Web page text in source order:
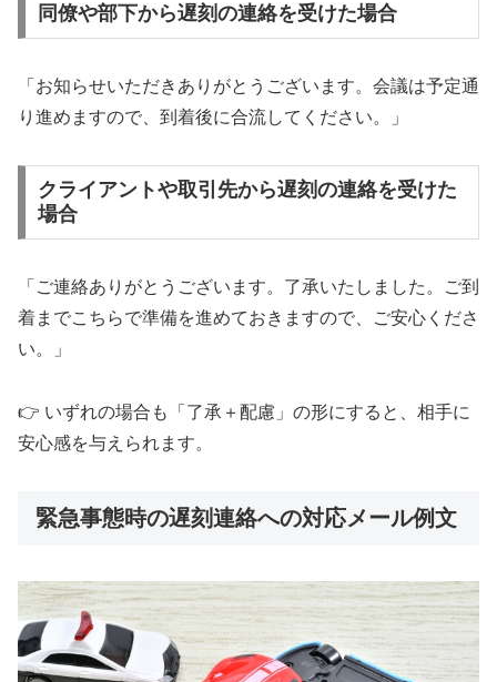
同僚や部下から遅刻の連絡を受けた場合
「お知らせいただきありがとうございます。会議は予定通
り進めますので、到着後に合流してください。」
クライアントや取引先から遅刻の連絡を受けた
場合
「ご連絡ありがとうございます。了承いたしました。ご到
着までこちらで準備を進めておきますので、ご安心くださ
い。」
👉 いずれの場合も「了承＋配慮」の形にすると、相手に
安心感を与えられます。
緊急事態時の遅刻連絡への対応メール例文